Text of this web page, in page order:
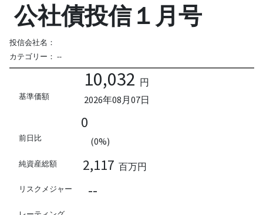
公社債投信１月号
投信会社名：
カテゴリー： --
基準価額
10,032 円
2026年08月07日
前日比
0
(0%)
純資産総額 2,117 百万円
リスクメジャー --